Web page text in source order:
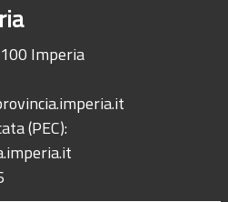
Imperia
(PEC):